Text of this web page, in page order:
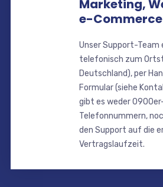
Marketing,
e-Commerce
Unser Support-Team
telefonisch zum
Deutschland), per
Formular (siehe
gibt es weder
Telefonnummern,
den Support auf die
Vertragslaufzeit.